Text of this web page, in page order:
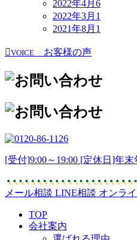
2022年4月 6
2022年3月 1
2021年8月 1
VOICE お客様の声
[受付]9:00～19:00 [定休日]年末
メール相談 LINE相談 オンラ
TOP
会社案内